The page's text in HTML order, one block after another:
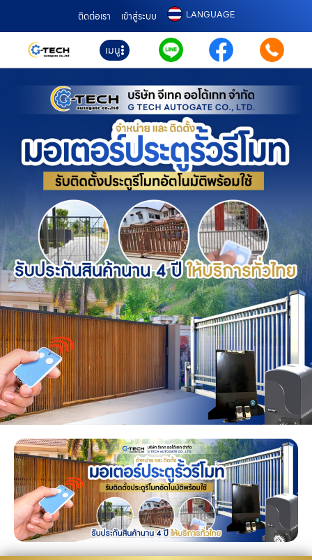
ติดต่อเรา เข้าสู่ระบบ LANGUAGE
เมนู